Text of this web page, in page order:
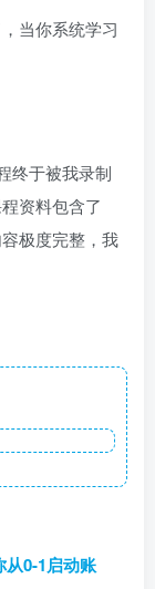
当你系统学习
终于被我录制
资料包含了
极度完整，我
从0-1启动账